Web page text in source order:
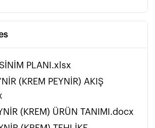
PLANI.xlsx
(KREM PEYNİR) AKIŞ
(KREM) ÜRÜN TANIMI.docx